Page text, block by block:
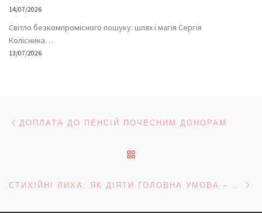
14/07/2026
Світло безкомпромісного пошуку: шлях і магія Сергія
Колісника…
13/07/2026
Навігація записів
ДОПЛАТА ДО ПЕНСІЙ ПОЧЕСНИМ ДОНОРАМ